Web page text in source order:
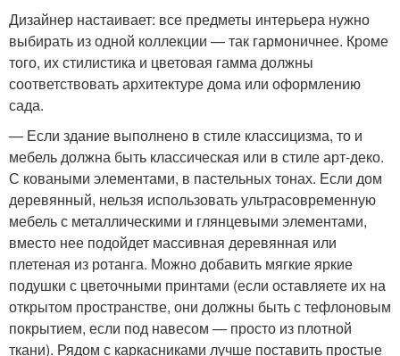
Дизайнер настаивает: все предметы интерьера нужно
выбирать из одной коллекции — так гармоничнее. Кроме
того, их стилистика и цветовая гамма должны
соответствовать архитектуре дома или оформлению
сада.
— Если здание выполнено в стиле классицизма, то и
мебель должна быть классическая или в стиле арт-деко.
С коваными элементами, в пастельных тонах. Если дом
деревянный, нельзя использовать ультрасовременную
мебель с металлическими и глянцевыми элементами,
вместо нее подойдет массивная деревянная или
плетеная из ротанга. Можно добавить мягкие яркие
подушки с цветочными принтами (если оставляете их на
открытом пространстве, они должны быть с тефлоновым
покрытием, если под навесом — просто из плотной
ткани). Рядом с каркасниками лучше поставить простые